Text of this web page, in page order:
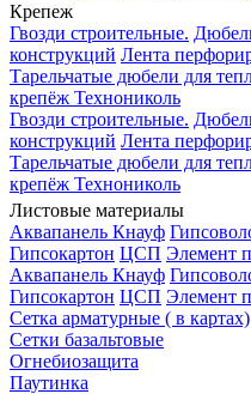
Крепеж
Гвозди строительные.
конструкций Лента
Тарельчатые дюбели для
крепёж Технониколь
Гвозди строительные.
конструкций Лента
Тарельчатые дюбели для
крепёж Технониколь
Листовые материалы
Аквапанель Кнауф
Гипсокартон ЦСП Элемент
Аквапанель Кнауф
Гипсокартон ЦСП Элемент
Сетка арматурные ( в картах)
Сетки базальтовые
Огнебиозащита
Паутинка